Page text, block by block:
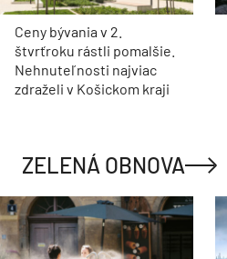
Ceny bývania v 2.
štvrťroku rástli pomalšie.
Nehnuteľnosti najviac
zdraželi v Košickom kraji
ZELENÁ OBNOVA